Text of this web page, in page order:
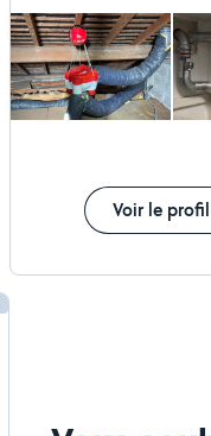
Voir le profil